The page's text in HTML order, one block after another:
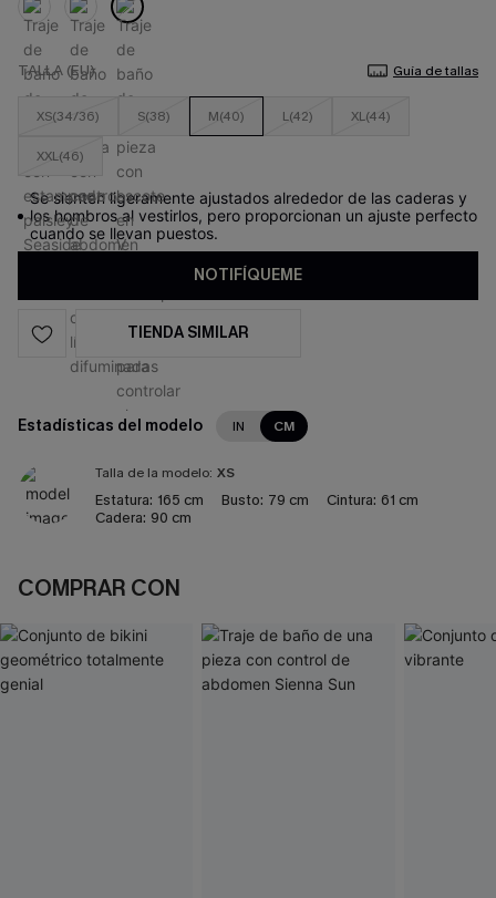
TALLA (EU) Guía de tallas
XS(34/36) S(38) M(40) L(42) XL(44)
XXL(46)
Se sienten ligeramente ajustados alrededor de las caderas y
los hombros al vestirlos, pero proporcionan un ajuste perfecto
cuando se llevan puestos.
NOTIFÍQUEME
TIENDA SIMILAR
Estadísticas del modelo IN CM
Talla de la modelo: XS
Estatura: 165 cm Busto: 79 cm Cintura: 61 cm
Cadera: 90 cm
COMPRAR CON